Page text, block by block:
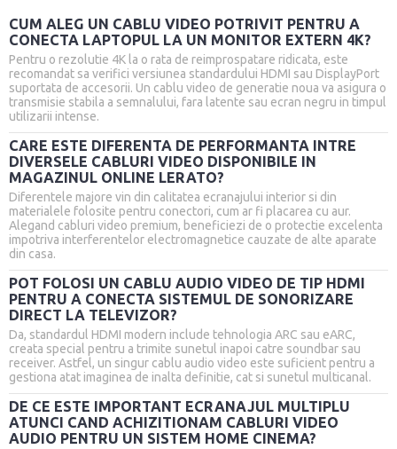
CUM ALEG UN CABLU VIDEO POTRIVIT PENTRU A
CONECTA LAPTOPUL LA UN MONITOR EXTERN 4K?
Pentru o rezolutie 4K la o rata de reimprospatare ridicata, este
recomandat sa verifici versiunea standardului HDMI sau DisplayPort
suportata de accesorii. Un cablu video de generatie noua va asigura o
transmisie stabila a semnalului, fara latente sau ecran negru in timpul
utilizarii intense.
CARE ESTE DIFERENTA DE PERFORMANTA INTRE
DIVERSELE CABLURI VIDEO DISPONIBILE IN
MAGAZINUL ONLINE LERATO?
Diferentele majore vin din calitatea ecranajului interior si din
materialele folosite pentru conectori, cum ar fi placarea cu aur.
Alegand cabluri video premium, beneficiezi de o protectie excelenta
impotriva interferentelor electromagnetice cauzate de alte aparate
din casa.
POT FOLOSI UN CABLU AUDIO VIDEO DE TIP HDMI
PENTRU A CONECTA SISTEMUL DE SONORIZARE
DIRECT LA TELEVIZOR?
Da, standardul HDMI modern include tehnologia ARC sau eARC,
creata special pentru a trimite sunetul inapoi catre soundbar sau
receiver. Astfel, un singur cablu audio video este suficient pentru a
gestiona atat imaginea de inalta definitie, cat si sunetul multicanal.
DE CE ESTE IMPORTANT ECRANAJUL MULTIPLU
ATUNCI CAND ACHIZITIONAM CABLURI VIDEO
AUDIO PENTRU UN SISTEM HOME CINEMA?